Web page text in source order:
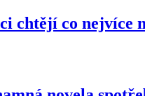
chtějí co nejvíce